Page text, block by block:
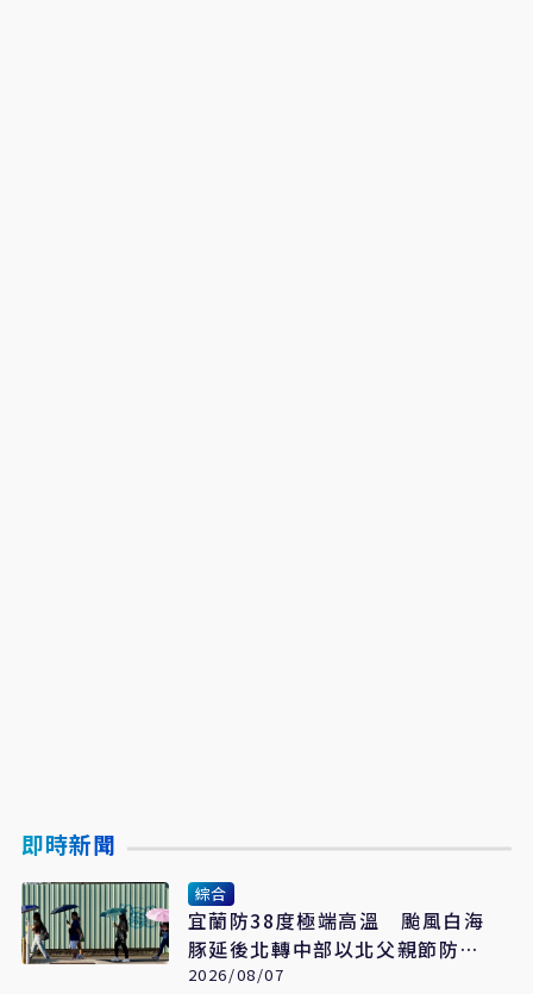
即時新聞
綜合
宜蘭防38度極端高溫 颱風白海
豚延後北轉中部以北父親節防豪
大雨
2026/08/07